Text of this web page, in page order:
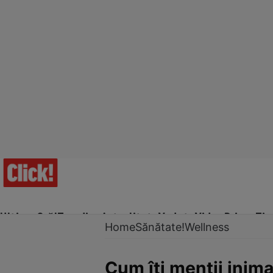
Ultima Oră!Trending Actualitate Vedete Video Prime Time
HomeSănătate!Wellness
Cum îţi menţii